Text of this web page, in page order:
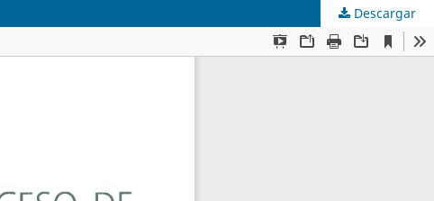
Descargar